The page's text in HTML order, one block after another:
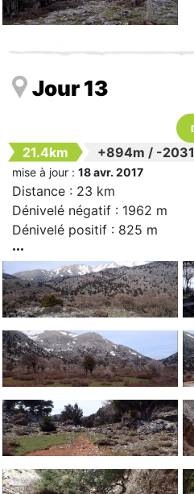
Jour 13
21.4km +894m / -
mise à jour : 18 avr. 2017
Distance : 23 km
Dénivelé négatif : 1962 m
Dénivelé positif : 825 m